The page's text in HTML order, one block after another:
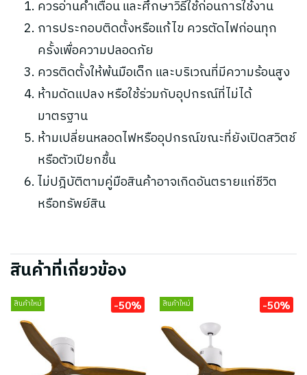
ควรอ่านคำเตือน และศึกษาวิธีใช้ก่อนการใช้งาน
การประกอบติดตั้งหรือแก้ไข ควรตัดไฟก่อนทุก
ครั้งเพื่อความปลอดภัย
ควรติดตั้งให้พ้นมือเด็ก และบริเวณที่มีความร้อนสูง
ห้ามดัดแปลง หรือใช้ร่วมกับอุปกรณ์ที่ไม่ได้
มาตรฐาน
ห้ามเปลี่ยนหลอดไฟหรืออุปกรณ์ขณะที่ยังเปิดสวิตช์
หรือตัวเปียกชื้น
ไม่ปฎิบัติตามคู่มือสินค้าอาจเกิดอันตรายแก่ชีวิต
หรือทรัพย์สิน
สินค้าที่เกี่ยวข้อง
สินค้าใหม่ -50% สินค้าใหม่ -50%